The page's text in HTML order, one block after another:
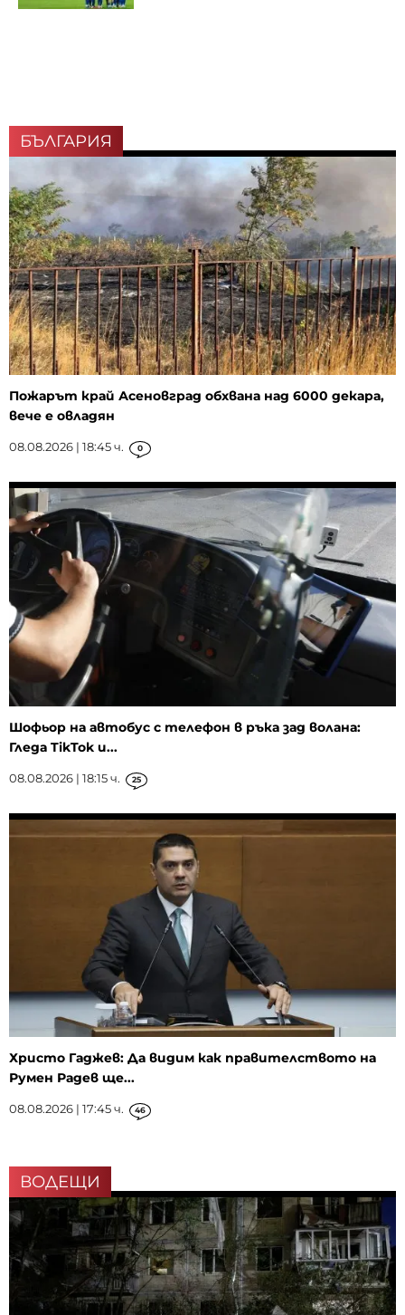
БЪЛГАРИЯ
Пожарът край Асеновград обхвана над 6000 декара,
вече е овладян
08.08.2026 | 18:45 ч. 0
Шофьор на автобус с телефон в ръка зад волана:
Гледа TikTok и...
08.08.2026 | 18:15 ч. 25
Христо Гаджев: Да видим как правителството на
Румен Радев ще...
08.08.2026 | 17:45 ч. 46
ВОДЕЩИ